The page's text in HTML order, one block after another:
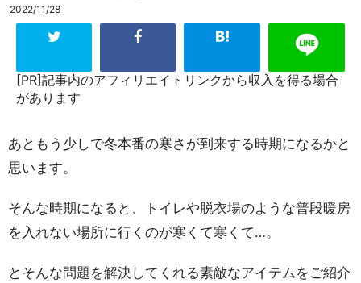
2022/11/28
[PR]記事内のアフィリエイトリンクから収入を得る場合
があります
あともう少しで冬本番の寒さが到来する時期になるかと
思います。
そんな時期になると、トイレや脱衣場のような普段暖房
を入れない場所に行くのが寒くて寒くて…。
とそんな問題を解決してくれる素敵なアイテムをご紹介